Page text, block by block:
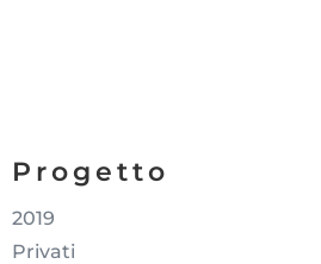
Progetto
2019
Privati